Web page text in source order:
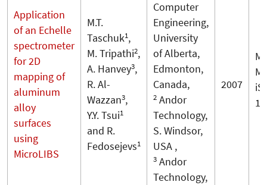
Application
of an Echelle
spectrometer
for 2D
mapping of
aluminum
alloy
surfaces
using
MicroLIBS
M.T.
Taschuk1,
M. Tripathi2,
A. Hanvey3,
R. Al-
Wazzan3,
Y.Y. Tsui1
and R.
Fedosejevs1
Computer
Engineering,
University
of Alberta,
Edmonton,
Canada,
2 Andor
Technology,
S. Windsor,
USA ,
3 Andor
Technology,
2007